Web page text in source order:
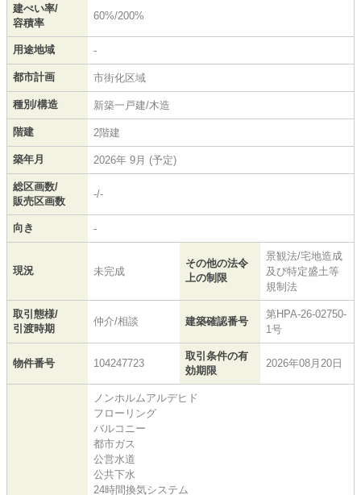
建ぺい率/
容積率
60%/200%
用途地域 -
都市計画 市街化区域
種別/構造 新築一戸建/木造
階建 2階建
築年月 2026年 9月 (予定)
総区画数/
販売区画数
-/-
向き -
現況 未完成
その他の法令
上の制限
景観法/宅地造成
及び特定盛土等
規制法
取引態様/
引渡時期
仲介/相談 建築確認番号
第HPA-26-02750-
1号
物件番号 104247723
取引条件の有
効期限
2026年08月20日
ノンホルムアルデヒド
フローリング
バルコニー
都市ガス
公営水道
公共下水
24時間換気システム